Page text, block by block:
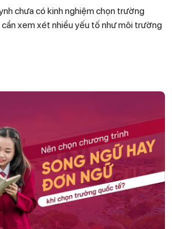
chưa có kinh nghiệm chọn trường
xem xét nhiều yếu tố như môi trường